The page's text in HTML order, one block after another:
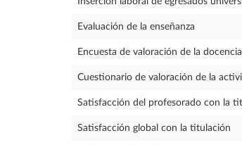
Evaluación de la enseñanza
Encuesta de valoración de la docencia
Cuestionario de valoración de la
Satisfacción del profesorado con la
Satisfacción global con la titulación